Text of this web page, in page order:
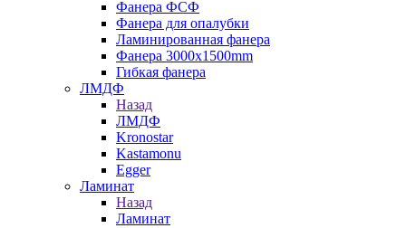
Фанера ФСФ
Фанера для опалубки
Ламинированная фанера
Фанера 3000х1500mm
Гибкая фанера
ЛМДФ
Назад
ЛМДФ
Kronostar
Kastamonu
Egger
Ламинат
Назад
Ламинат